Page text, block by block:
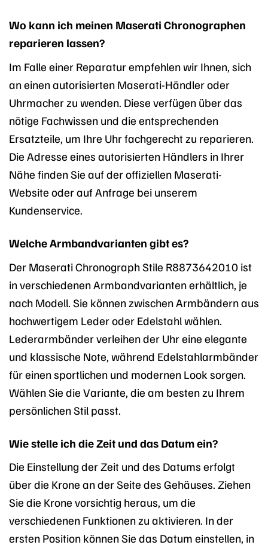
Wo kann ich meinen Maserati Chronographen
reparieren lassen?
Im Falle einer Reparatur empfehlen wir Ihnen, sich
an einen autorisierten Maserati-Händler oder
Uhrmacher zu wenden. Diese verfügen über das
nötige Fachwissen und die entsprechenden
Ersatzteile, um Ihre Uhr fachgerecht zu reparieren.
Die Adresse eines autorisierten Händlers in Ihrer
Nähe finden Sie auf der offiziellen Maserati-
Website oder auf Anfrage bei unserem
Kundenservice.
Welche Armbandvarianten gibt es?
Der Maserati Chronograph Stile R8873642010 ist
in verschiedenen Armbandvarianten erhältlich, je
nach Modell. Sie können zwischen Armbändern aus
hochwertigem Leder oder Edelstahl wählen.
Lederarmbänder verleihen der Uhr eine elegante
und klassische Note, während Edelstahlarmbänder
für einen sportlichen und modernen Look sorgen.
Wählen Sie die Variante, die am besten zu Ihrem
persönlichen Stil passt.
Wie stelle ich die Zeit und das Datum ein?
Die Einstellung der Zeit und des Datums erfolgt
über die Krone an der Seite des Gehäuses. Ziehen
Sie die Krone vorsichtig heraus, um die
verschiedenen Funktionen zu aktivieren. In der
ersten Position können Sie das Datum einstellen, in